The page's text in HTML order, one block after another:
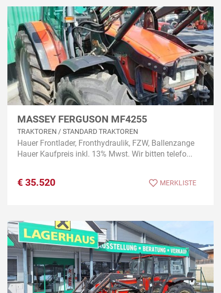
MASSEY FERGUSON MF4255
TRAKTOREN / STANDARD TRAKTOREN
Hauer Frontlader, Fronthydraulik, FZW, Ballenzange
Hauer Kaufpreis inkl. 13% Mwst. Wir bitten telefo...
€ 35.520 MERKLISTE